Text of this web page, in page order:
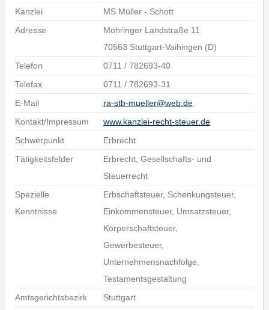
Kanzlei
MS Müller - Schott
Adresse
Möhringer Landstraße 11
70563 Stuttgart-Vaihingen (D)
Telefon
0711 / 782693-40
Telefax
0711 / 782693-31
E-Mail
ra-stb-mueller@web.de
Kontakt/Impressum
www.kanzlei-recht-steuer.de
Schwerpunkt
Erbrecht
Tätigkeitsfelder
Erbrecht, Gesellschafts- und
Steuerrecht
Spezielle
Kenntnisse
Erbschaftsteuer, Schenkungsteuer,
Einkommensteuer, Umsatzsteuer,
Körperschaftsteuer,
Gewerbesteuer,
Unternehmensnachfolge,
Testamentsgestaltung
Amtsgerichtsbezirk
Stuttgart